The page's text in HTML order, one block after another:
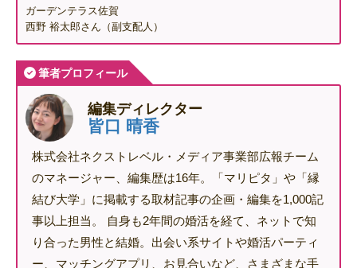
ガーデンテラス佐賀
西野 裕太郎さん（副支配人）
筆者プロフィール
編集ディレクター
皆口 晴香
株式会社ネクストレベル・メディア事業部広報チーム
のマネージャー、編集歴は16年。「マリピタ」や「縁
結び大学」に掲載する取材記事の企画・編集を1,000記
事以上担当。 自身も2年間の婚活を経て、ネットで知
り合った男性と結婚。出会い系サイトや婚活パーティ
ー、マッチングアプリ、お見合いなど、さまざまな手